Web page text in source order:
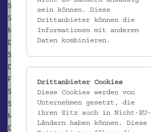
Sa, 26.6.2021, 19.00 Uhr
So, 27.6.2021, 19.00 Uhr
Mi, 30.6.2021, 19.00 Uhr
Do, 1.7.2021, 19.00 Uhr
So, 4.7.2021, 19.00 Uhr
Do, 8.7.2021, 19.00 Uhr
Fr, 9.7.2021, 19.00 Uhr
Sa, 10.7.2021, 19.00 Uhr
So, 11.7.2021, 19.00 Uhr
Mi, 14.7.2021, 19.00 Uhr
Do, 15.7.2021, 19.00 Uhr
sein können. Diese
Drittanbieter können die
Informationen mit anderen
Daten kombinieren.
Drittanbieter Cookies
Diese Cookies werden von
Unternehmen gesetzt, die
ihren Sitz auch in Nicht-EU-
Ländern haben können. Diese